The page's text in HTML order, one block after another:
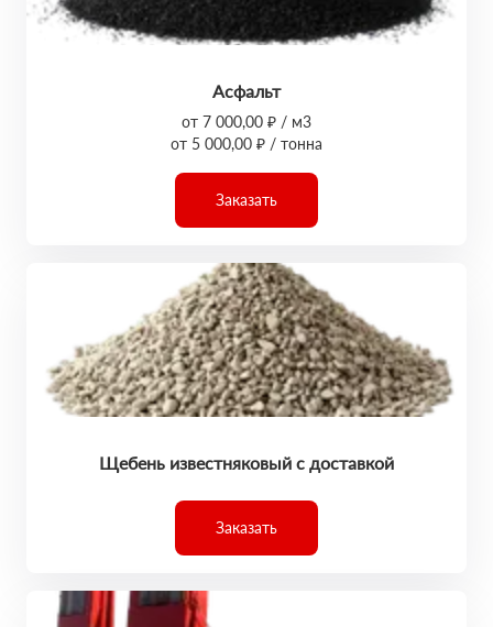
Асфальт
от 7 000,00 ₽ / м3
от 5 000,00 ₽ / тонна
Заказать
Щебень известняковый с доставкой
Заказать